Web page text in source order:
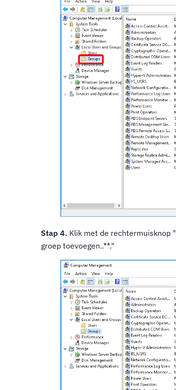
Stap 4. Klik met de rechtermuisknop "
groep toevoegen..**."